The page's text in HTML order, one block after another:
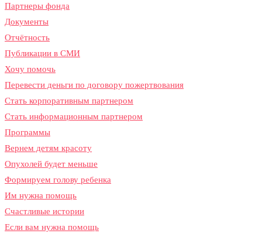
Партнеры фонда
Документы
Отчётность
Публикации в СМИ
Хочу помочь
Перевести деньги по договору пожертвования
Стать корпоративным партнером
Стать информационным партнером
Программы
Вернем детям красоту​
Опухолей будет меньше​
Формируем голову ребенка​
Им нужна помощь
Счастливые истории
Если вам нужна помощь